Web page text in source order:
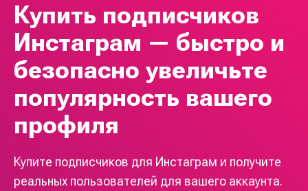
Купить подписчиков
Инстаграм — быстро и
безопасно увеличьте
популярность вашего
профиля
Купите подписчиков для Инстаграм и получите
реальных пользователей для вашего аккаунта.